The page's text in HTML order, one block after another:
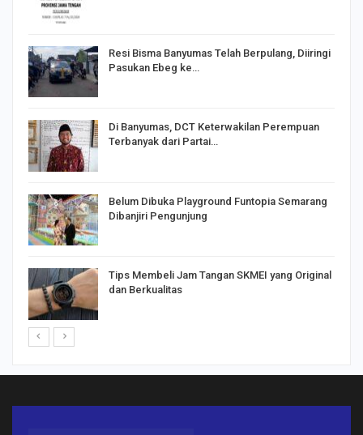
Resi Bisma Banyumas Telah Berpulang, Diiringi
Pasukan Ebeg ke…
Di Banyumas, DCT Keterwakilan Perempuan
Terbanyak dari Partai…
Belum Dibuka Playground Funtopia Semarang
Dibanjiri Pengunjung
Tips Membeli Jam Tangan SKMEI yang Original
dan Berkualitas